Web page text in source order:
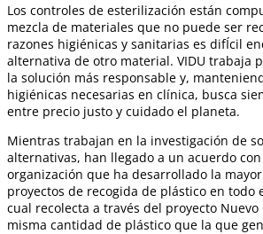
Los controles de esterilización están
mezcla de materiales que no puede ser
razones higiénicas y sanitarias es difÍcil
alternativa de otro material. VIDU trabaja
la solución más responsable y,
higiénicas necesarias en clínica, busca
entre precio justo y cuidado el planeta.
Mientras trabajan en la investigación de
alternativas, han llegado a un acuerdo con
organización que ha desarrollado la
proyectos de recogida de plástico en todo
cual recolecta a través del proyecto Nuevo
misma cantidad de plástico que la que